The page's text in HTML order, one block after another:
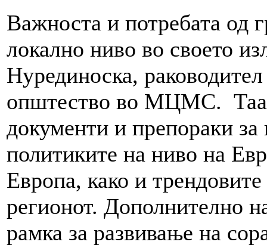
Важноста и потребата од
локално ниво во своето
Нурединоска,
општество во МЦМС. Таа
документи и препораки
политиките на ниво на
Европа, како и
регионот. Дополнително
рамка за развивање на